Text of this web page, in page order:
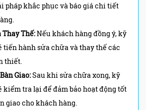
pháp khắc phục và báo giá chi tiết
Thay Thế:Nếu khách hàng đồng ý, kỹ
tiến hành sửa chữa và thay thế các
thiết.
Giao:Sau khi sửa chữa xong, kỹ
kiểm tra lại để đảm bảo hoạt động tốt
giao cho khách hàng.